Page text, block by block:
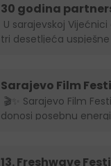
30 godina
Stanić Grupa &
tri desetljeća uspješne
Sarajevo Film
donosi posebnu
13. Freshwave